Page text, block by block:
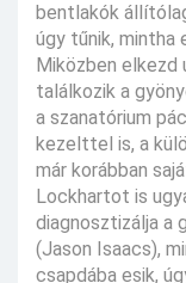
bentlakók
úgy tűnik, mintha
Miközben elkezd
találkozik a
a szanatórium
kezelttel is, a
már korábban
Lockhartot is
diagnosztizálja a
(Jason Isaacs),
csapdába esik,